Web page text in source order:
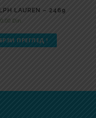
LAUREN – 2469
Din.
БРЗИ ПРЕГЛЕД !